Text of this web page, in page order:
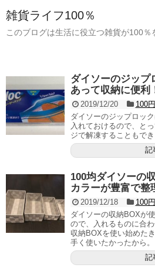
雑貨ライフ100％
このブログは生活に役立つ雑貨が100％
ダイソーのジップ
あって収納に便利
2019/12/20 100
ダイソーのジップロッ
入れておけるので、と
ジで解凍することもでき
記
100均ダイソーの
カラーが豊富で整
2019/12/18 100
ダイソーの収納BOXが
ので、入れるものに合
収納BOXを使い始めた
手く使いたかったから。
記